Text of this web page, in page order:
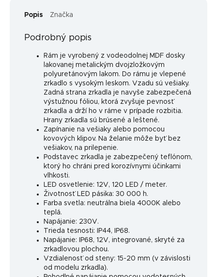
Popis Značka
Podrobný popis
Rám je vyrobený z vodeodolnej MDF dosky
lakovanej metalickým dvojzložkovým
polyuretánovým lakom. Do rámu je vlepené
zrkadlo s vysokým leskom. Vzadu sú vešiaky.
Zadná strana zrkadla je navyše zabezpečená
výstužnou fóliou, ktorá zvyšuje pevnosť
zrkadla a drží ho v ráme v prípade rozbitia.
Hrany zrkadla sú brúsené a leštené.
Zapínanie na vešiaky alebo pomocou
kovových klipov. Na želanie môže byť bez
vešiakov, na prilepenie.
Podstavec zrkadla je zabezpečený teflónom,
ktorý ho chráni pred korozívnymi účinkami
vlhkosti.
LED osvetlenie: 12V, 120 LED / meter.
Životnosť LED pásika: 30 000 h.
Farba svetla: neutrálna biela 4000K alebo
teplá.
Napájanie: 230V.
Trieda tesnosti: IP44, IP68.
Napájanie: IP68, 12V, integrované, skryté za
zrkadlovou plochou.
Vzdialenosť od steny: 15-20 mm (v závislosti
od modelu zrkadla).